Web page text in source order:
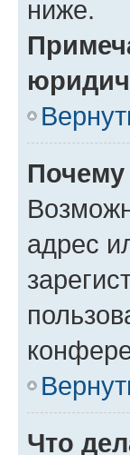
ниже.
Почему
адрес
Что